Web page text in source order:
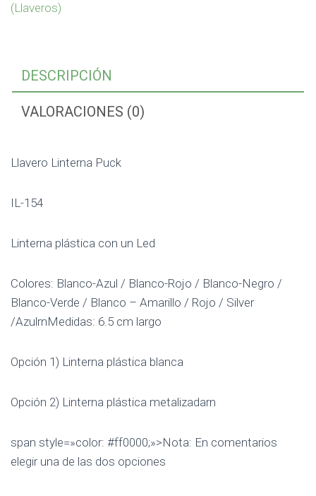
(Llaveros)
DESCRIPCIÓN
VALORACIONES (0)
Llavero Linterna Puck
IL-154
Linterna plástica con un Led
Colores: Blanco-Azul / Blanco-Rojo / Blanco-Negro /
Blanco-Verde / Blanco – Amarillo / Rojo / Silver
/AzulrnMedidas: 6.5 cm largo
Opción 1) Linterna plástica blanca
Opción 2) Linterna plástica metalizadarn
span style=»color: #ff0000;»>Nota: En comentarios
elegir una de las dos opciones